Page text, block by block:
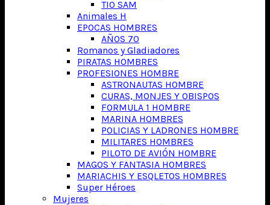
TIO SAM
Animales H
EPOCAS HOMBRES
AÑOS 70
Romanos y Gladiadores
PIRATAS HOMBRES
PROFESIONES HOMBRE
ASTRONAUTAS HOMBRE
CURAS, MONJES Y OBISPOS
FORMULA 1 HOMBRE
MARINA HOMBRES
POLICIAS Y LADRONES HOMBRE
MILITARES HOMBRES
PILOTO DE AVIÓN HOMBRE
MAGOS Y FANTASIA HOMBRES
MARIACHIS Y ESQLETOS HOMBRES
Super Héroes
Mujeres